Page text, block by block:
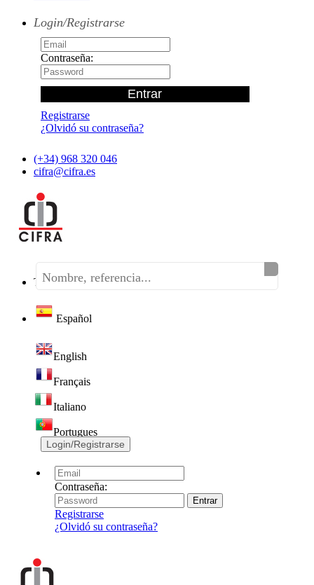
Login/Registrarse
Contraseña:
Registrarse
¿Olvidó su contraseña?
(+34) 968 320 046
cifra@cifra.es
Teléfono:(+34) 968 320 046
Español
English
Français
Italiano
Portugues
Login/Registrarse
Contraseña:
Registrarse
¿Olvidó su contraseña?